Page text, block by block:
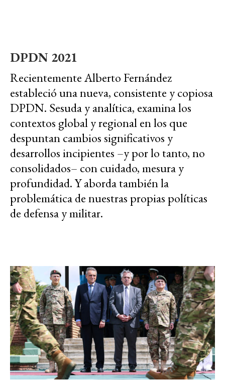
DPDN 2021
Recientemente Alberto Fernández
estableció una nueva, consistente y copiosa
DPDN. Sesuda y analítica, examina los
contextos global y regional en los que
despuntan cambios significativos y
desarrollos incipientes –y por lo tanto, no
consolidados– con cuidado, mesura y
profundidad. Y aborda también la
problemática de nuestras propias políticas
de defensa y militar.